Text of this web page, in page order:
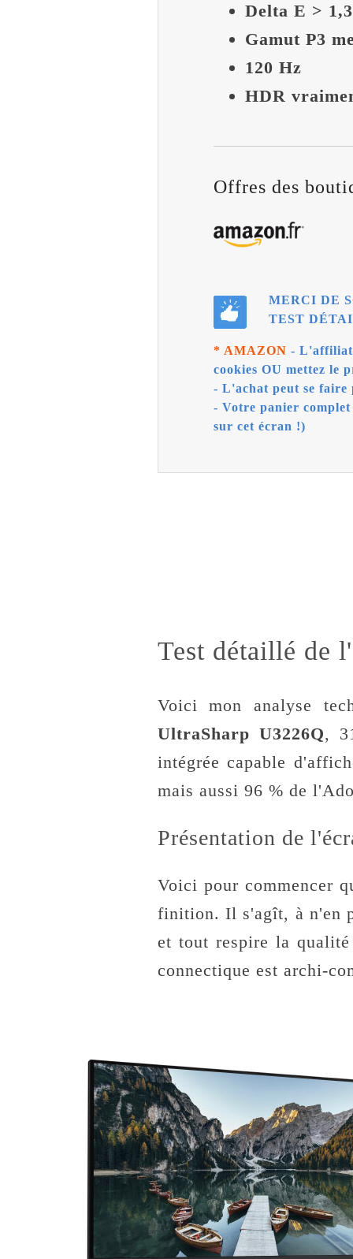
Delta E >
Gamut P3
120 Hz
HDR
Offres des
MERCI DE
TEST
* AMAZON -
cookies OU mettez le
- L'achat peut se faire
- Votre panier complet
sur cet écran !)
Test détaillé de
Voici mon analyse
UltraSharp U3226Q,
intégrée capable
mais aussi 96 % de
Présentation de
Voici pour commencer
finition. Il s'agît, à n'en
et tout respire la
connectique est archi-